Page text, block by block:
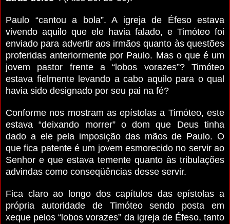
Paulo “cantou a bola”. A igreja de Éfeso estava
vivendo aquilo que ele havia falado, e Timóteo foi
enviado para advertir aos irmãos quanto às questões
proferidas anteriormente por Paulo. Mas o que é um
jovem pastor frente a “lobos vorazes”? Timóteo
estava fielmente levando a cabo aquilo para o qual
havia sido designado por seu pai na fé?
Conforme nos mostram as epístolas a Timóteo, este
estava “deixando morrer” o dom que Deus tinha
dado a ele pela imposição das mãos de Paulo. O
que fica patente é um jovem esmorecido no servir ao
Senhor e que estava temente quanto às tribulações
advindas como conseqüências desse servir.
Fica claro ao longo dos capítulos das epístolas a
própria autoridade de Timóteo sendo posta em
xeque pelos “lobos vorazes” da igreja de Éfeso, tanto